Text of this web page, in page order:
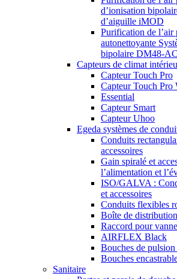
d’ionisation
d’aiguille iMOD
Purification de l’air
autonettoyante
bipolaire DM48-AC
Capteurs de climat
Capteur Touch Pro
Capteur Touch Pro
Essential
Capteur Smart
Capteur Uhoo
Egeda systèmes de
Conduits
accessoires
Gain spiralé et
l’alimentation et
ISO/GALVA :
et accessoires
Conduits flexibles
Boîte de
Raccord pour
AIRFLEX Black
Bouches de pulsion
Bouches
Sanitaire